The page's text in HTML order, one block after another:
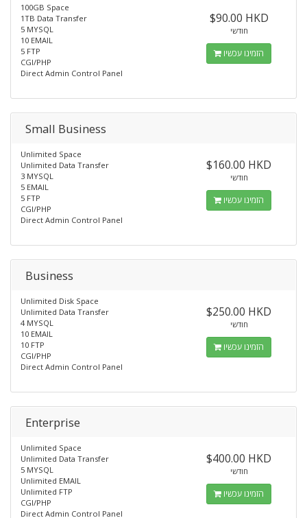
100GB Space
1TB Data Transfer
5 MYSQL
10 EMAIL
5 FTP
CGI/PHP
Direct Admin Control Panel
$90.00 HKD
חודשי
הזמינו עכשיו
Small Business
Unlimited Space
Unlimited Data Transfer
3 MYSQL
5 EMAIL
5 FTP
CGI/PHP
Direct Admin Control Panel
$160.00 HKD
חודשי
הזמינו עכשיו
Business
Unlimited Disk Space
Unlimited Data Transfer
4 MYSQL
10 EMAIL
10 FTP
CGI/PHP
Direct Admin Control Panel
$250.00 HKD
חודשי
הזמינו עכשיו
Enterprise
Unlimited Space
Unlimited Data Transfer
5 MYSQL
Unlimited EMAIL
Unlimited FTP
CGI/PHP
Direct Admin Control Panel
$400.00 HKD
חודשי
הזמינו עכשיו